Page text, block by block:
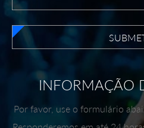
INFORMAÇÃO
Por favor, use o formulário